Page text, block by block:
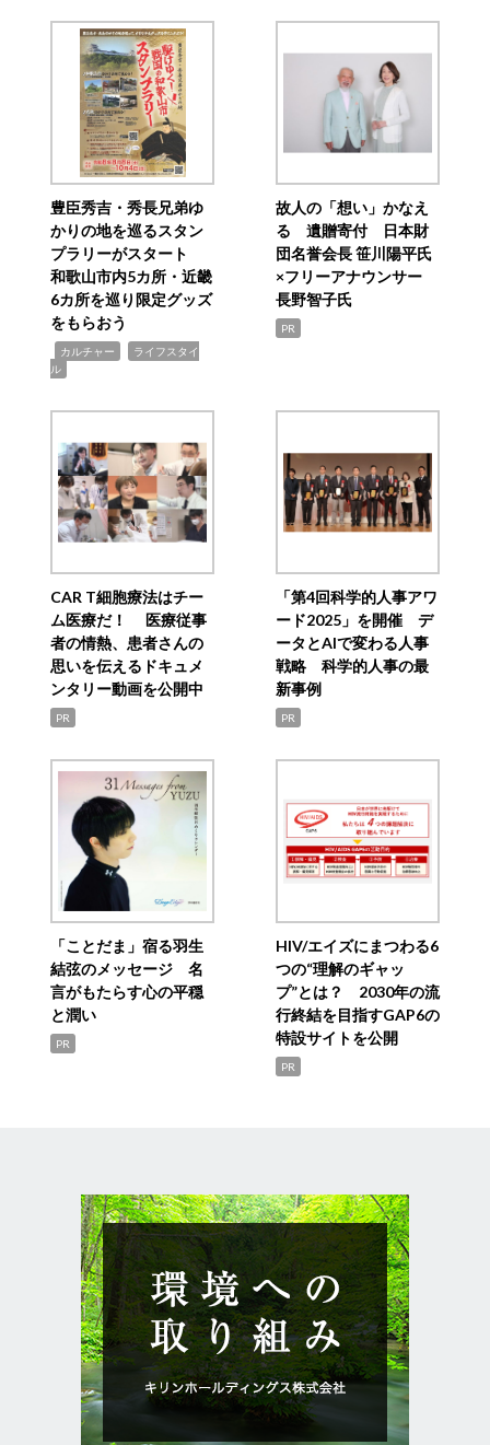
豊臣秀吉・秀長兄弟ゆ
かりの地を巡るスタン
プラリーがスタート
和歌山市内5カ所・近畿
6カ所を巡り限定グッズ
をもらおう
カルチャー
ライフスタイ
ル
故人の「想い」かなえ
る 遺贈寄付 日本財
団名誉会長 笹川陽平氏
×フリーアナウンサー
長野智子氏
PR
CAR T細胞療法はチー
ム医療だ！ 医療従事
者の情熱、患者さんの
思いを伝えるドキュメ
ンタリー動画を公開中
PR
「第4回科学的人事アワ
ード2025」を開催 デ
ータとAIで変わる人事
戦略 科学的人事の最
新事例
PR
「ことだま」宿る羽生
結弦のメッセージ 名
言がもたらす心の平穏
と潤い
PR
HIV/エイズにまつわる6
つの“理解のギャッ
プ”とは？ 2030年の流
行終結を目指すGAP6の
特設サイトを公開
PR